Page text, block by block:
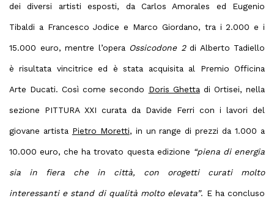
dei diversi artisti esposti, da Carlos Amorales ed Eugenio
Tibaldi a Francesco Jodice e Marco Giordano, tra i 2.000 e i
15.000 euro, mentre l’opera Ossicodone 2di Alberto Tadiello
è risultata vincitrice ed è stata acquisita al Premio Officina
Arte Ducati. Così come secondo Doris Ghetta di Ortisei, nella
sezione PITTURA XXI curata da Davide Ferri con i lavori del
giovane artista Pietro Moretti, in un range di prezzi da 1.000 a
10.000 euro, che ha trovato questa edizione “piena di energia
sia in fiera che in città, con orogetti curati molto
interessanti e stand di qualità molto elevata”. E ha concluso